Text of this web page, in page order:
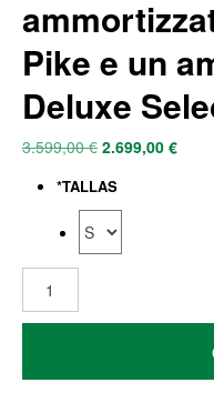
Pike e un
Deluxe
3.599,00€ 2.699,00 €
*TALLAS